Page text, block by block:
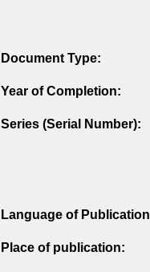
Document Type:
Year of Completion:
Series (Serial Number):
Language of
Place of publication: